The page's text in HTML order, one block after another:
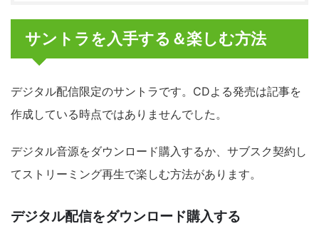
サントラを入手する＆楽しむ方法
デジタル配信限定のサントラです。CDよる発売は記事を
作成している時点ではありませんでした。
デジタル音源をダウンロード購入するか、サブスク契約し
てストリーミング再生で楽しむ方法があります。
デジタル配信をダウンロード購入する